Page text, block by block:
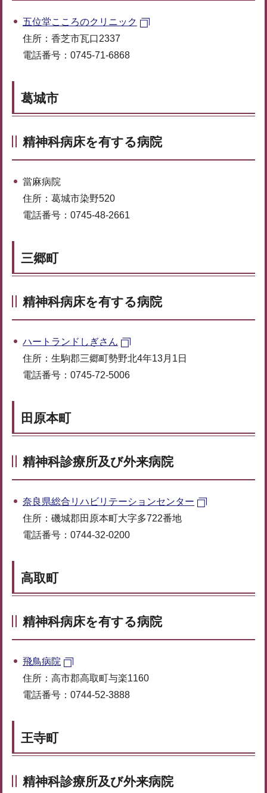
五位堂こころのクリニック
住所：香芝市瓦口2337
電話番号：0745-71-6868
葛城市
精神科病床を有する病院
當麻病院
住所：葛城市染野520
電話番号：0745-48-2661
三郷町
精神科病床を有する病院
ハートランドしぎさん
住所：生駒郡三郷町勢野北4年13月1日
電話番号：0745-72-5006
田原本町
精神科診療所及び外来病院
奈良県総合リハビリテーションセンター
住所：磯城郡田原本町大字多722番地
電話番号：0744-32-0200
高取町
精神科病床を有する病院
飛鳥病院
住所：高市郡高取町与楽1160
電話番号：0744-52-3888
王寺町
精神科診療所及び外来病院